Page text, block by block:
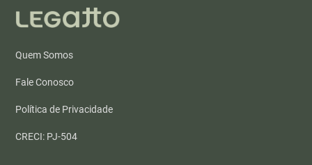
Quem Somos
Fale Conosco
Política de Privacidade
CRECI: PJ-504